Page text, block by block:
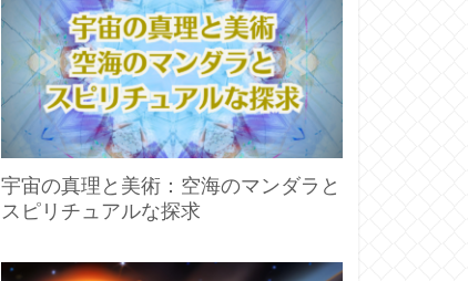
宇宙の真理と美術：空海のマンダラと
スピリチュアルな探求